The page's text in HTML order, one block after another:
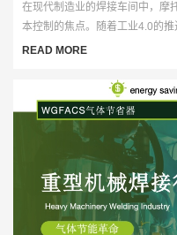
在现代制造业的焊接车间中，摩
本控制的焦点。随着工业4.0的推
READ MORE